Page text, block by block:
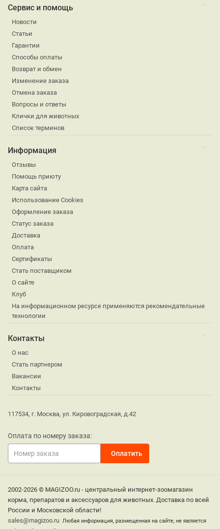
Сервис и помощь
Новости
Статьи
Гарантии
Способы оплаты
Возврат и обмен
Изменение заказа
Отмена заказа
Вопросы и ответы
Клички для животных
Список терминов
Информация
Отзывы
Помощь приюту
Карта сайта
Использование Cookies
Оформление заказа
Статус заказа
Доставка
Оплата
Сертификаты
Стать поставщиком
О сайте
Клуб
На информационном ресурсе применяются рекомендательные
технологии
Контакты
О нас
Стать партнером
Вакансии
Контакты
117534, г. Москва, ул. Кировоградская, д.42
Оплата по номеру заказа:
2002-2026 © MAGIZOO.ru - центральный интернет-зоомагазин
корма, препаратов и аксессуаров для животных. Доставка по всей
России и Московской области!
sales@magizoo.ru Любая информация, размещенная на сайте, не является